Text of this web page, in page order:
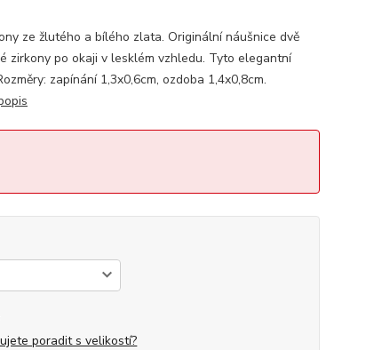
ze žlutého a bílého zlata. Originální náušnice dvě
zirkony po okaji v lesklém vzhledu. Tyto elegantní
zapínání 1,3x0,6cm, ozdoba 1,4x0,8cm.
poradit s velikostí?